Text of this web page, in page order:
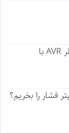
دانلود کتاب 11 پروژه میکروکنترلر AVR با
فشار را بخریم؟